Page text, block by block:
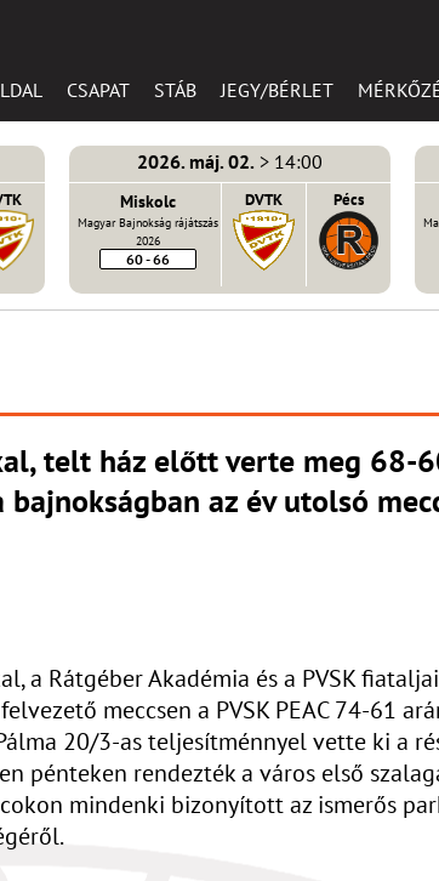
CSAPAT STÁB JEGY/BÉRLET
2026. máj. 02. > 14:00
Miskolc
Magyar Bajnokság rájátszás
2026
60 - 66
DVTK Pécs
telt ház előtt verte meg 68-
az év utolsó
a Rátgéber Akadémia és a PVSK
meccsen a PVSK PEAC 74-61
20/3-as teljesítménnyel vette ki a
pénteken rendezték a város első
mindenki bizonyított az ismerős